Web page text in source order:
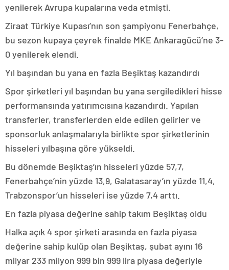
yenilerek Avrupa kupalarına veda etmişti.
Ziraat Türkiye Kupası’nın son şampiyonu Fenerbahçe,
bu sezon kupaya çeyrek finalde MKE Ankaragücü’ne 3-
0 yenilerek elendi.
Yıl başından bu yana en fazla Beşiktaş kazandırdı
Spor şirketleri yıl başından bu yana sergiledikleri hisse
performansında yatırımcısına kazandırdı. Yapılan
transferler, transferlerden elde edilen gelirler ve
sponsorluk anlaşmalarıyla birlikte spor şirketlerinin
hisseleri yılbaşına göre yükseldi.
Bu dönemde Beşiktaş’ın hisseleri yüzde 57,7,
Fenerbahçe’nin yüzde 13,9, Galatasaray’ın yüzde 11,4,
Trabzonspor’un hisseleri ise yüzde 7,4 arttı.
En fazla piyasa değerine sahip takım Beşiktaş oldu
Halka açık 4 spor şirketi arasında en fazla piyasa
değerine sahip kulüp olan Beşiktaş, şubat ayını 16
milyar 233 milyon 999 bin 999 lira piyasa değeriyle